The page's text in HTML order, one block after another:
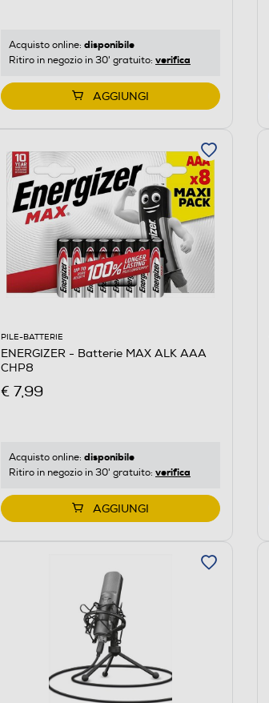
Acquisto online: disponibile
Ritiro in negozio in 30' gratuito: verifica
AGGIUNGI
PILE-BATTERIE
ENERGIZER - Batterie MAX ALK AAA
CHP8
€ 7,99
Acquisto online: disponibile
Ritiro in negozio in 30' gratuito: verifica
AGGIUNGI